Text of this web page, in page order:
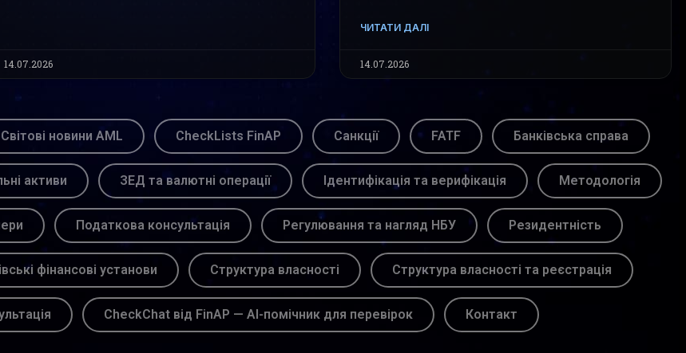
14.07.2026
ЧИТАТИ ДАЛІ
14.07.2026
Світові новини AML CheckLists FinAP Санкції FATF Банківська справа
активи ЗЕД та валютні операції Ідентифікація та верифікація Методологія
Податкова консультація Регулювання та нагляд НБУ Резидентність
фінансові установи Структура власності Структура власності та реєстрація
CheckChat від FinAP — AI-помічник для перевірок Контакт